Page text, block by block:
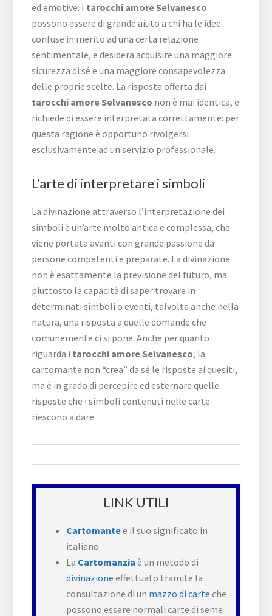
ed emotive. I tarocchi amore Selvanesco
possono essere di grande aiuto a chi ha le idee
confuse in merito ad una certa relazione
sentimentale, e desidera acquisire una maggiore
sicurezza di sé e una maggiore consapevolezza
delle proprie scelte. La risposta offerta dai
tarocchi amore Selvanesco non è mai identica, e
richiede di essere interpretata correttamente: per
questa ragione è opportuno rivolgersi
esclusivamente ad un servizio professionale.
L’arte di interpretare i simboli
La divinazione attraverso l’interpretazione dei
simboli è un’arte molto antica e complessa, che
viene portata avanti con grande passione da
persone competenti e preparate. La divinazione
non è esattamente la previsione del futuro, ma
piuttosto la capacità di saper trovare in
determinati simboli o eventi, talvolta anche nella
natura, una risposta a quelle domande che
comunemente ci si pone. Anche per quanto
riguarda i tarocchi amore Selvanesco, la
cartomante non “crea” da sé le risposte ai quesiti,
ma è in grado di percepire ed esternare quelle
risposte che i simboli contenuti nelle carte
riescono a dare.
LINK UTILI
Cartomantee il suo significato in
italiano.
La Cartomanzia è un metodo di
divinazione effettuato tramite la
consultazione di un mazzo di carte che
possono essere normali carte di seme